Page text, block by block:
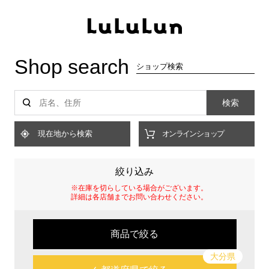
Shop search ショップ検索
検索
現在地から検索 オンラインショップ
絞り込み
※在庫を切らしている場合がございます。
詳細は各店舗までお問い合わせください。
商品で絞る
大分県